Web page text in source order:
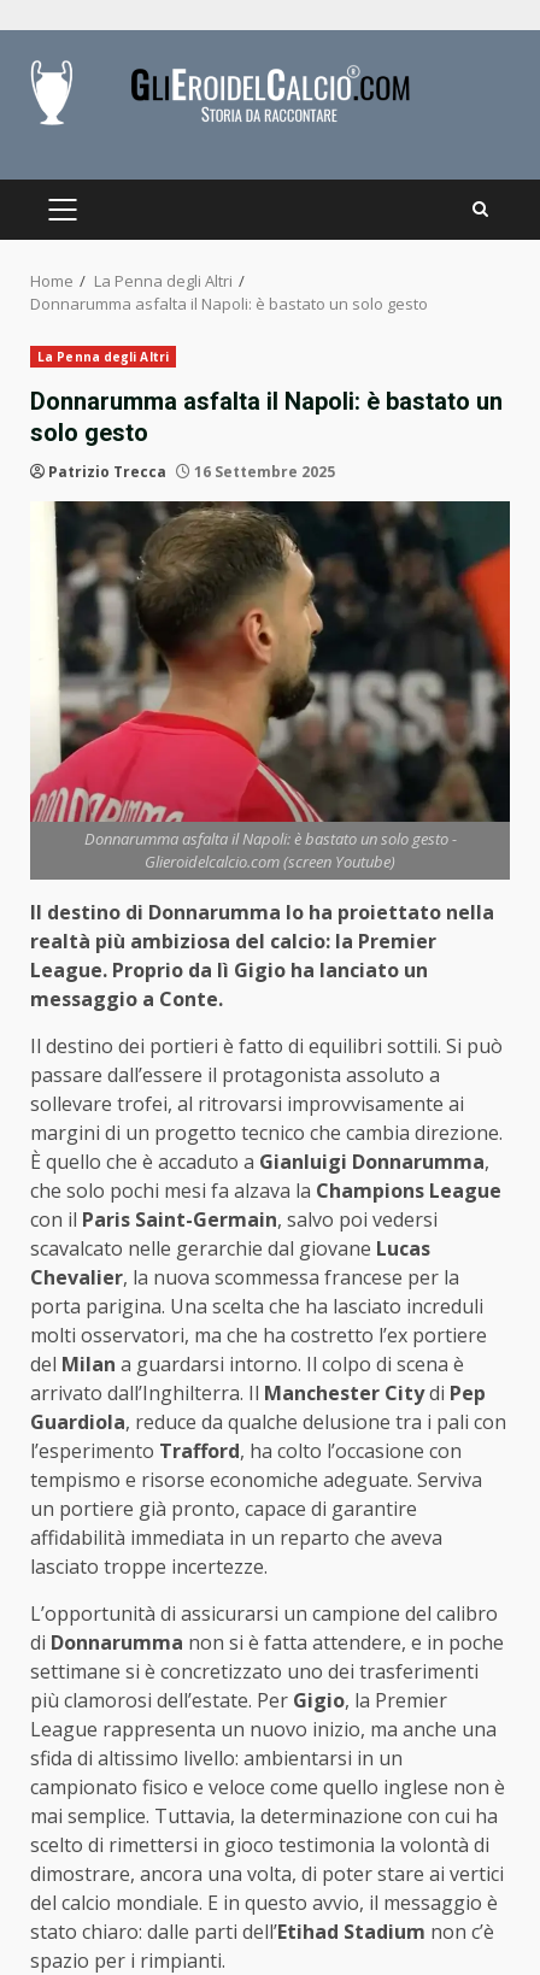
content
PRIMARY
Home
La Penna degli Altri
Donnarumma asfalta il Napoli: è bastato un solo gesto
La Penna degli Altri
Donnarumma asfalta il Napoli: è bastato un
solo gesto
Patrizio Trecca 16 Settembre 2025
Donnarumma asfalta il Napoli: è bastato un solo gesto -
Glieroidelcalcio.com (screen Youtube)
Il destino di Donnarumma lo ha proiettato nella
realtà più ambiziosa del calcio: la Premier
League. Proprio da lì Gigio ha lanciato un
messaggio a Conte.
Il destino dei portieri è fatto di equilibri sottili. Si può
passare dall’essere il protagonista assoluto a
sollevare trofei, al ritrovarsi improvvisamente ai
margini di un progetto tecnico che cambia direzione.
È quello che è accaduto a Gianluigi Donnarumma,
che solo pochi mesi fa alzava la Champions League
con il Paris Saint-Germain, salvo poi vedersi
scavalcato nelle gerarchie dal giovane Lucas
Chevalier, la nuova scommessa francese per la
porta parigina. Una scelta che ha lasciato increduli
molti osservatori, ma che ha costretto l’ex portiere
del Milan a guardarsi intorno. Il colpo di scena è
arrivato dall’Inghilterra. Il Manchester Citydi Pep
Guardiola, reduce da qualche delusione tra i pali con
l’esperimento Trafford, ha colto l’occasione con
tempismo e risorse economiche adeguate. Serviva
un portiere già pronto, capace di garantire
affidabilità immediata in un reparto che aveva
lasciato troppe incertezze.
L’opportunità di assicurarsi un campione del calibro
di Donnarumma non si è fatta attendere, e in poche
settimane si è concretizzato uno dei trasferimenti
più clamorosi dell’estate. Per Gigio, la Premier
League rappresenta un nuovo inizio, ma anche una
sfida di altissimo livello: ambientarsi in un
campionato fisico e veloce come quello inglese non è
mai semplice. Tuttavia, la determinazione con cui ha
scelto di rimettersi in gioco testimonia la volontà di
dimostrare, ancora una volta, di poter stare ai vertici
del calcio mondiale. E in questo avvio, il messaggio è
stato chiaro: dalle parti dell’Etihad Stadium non c’è
spazio per i rimpianti.